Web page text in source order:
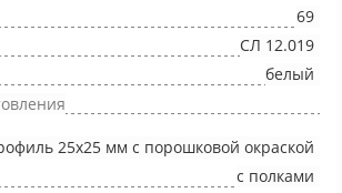
69
СЛ 12.019
белый
25х25 мм с порошковой окраской
с полками